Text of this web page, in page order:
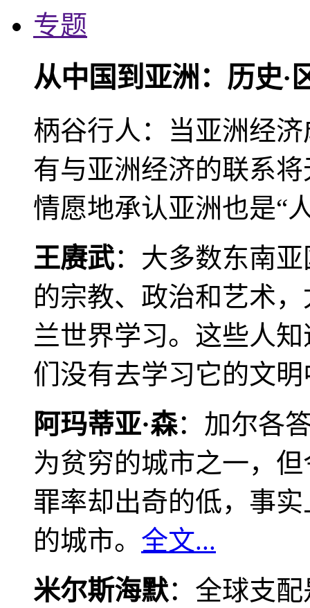
专题
从中国到亚洲：历史·
柄谷行人：当亚洲经
有与亚洲经济的联系
情愿地承认亚洲也是“
王赓武：大多数东南
的宗教、政治和艺术
兰世界学习。这些人
们没有去学习它的文
阿玛蒂亚·森：加尔各
为贫穷的城市之一，
罪率却出奇的低，事
的城市。 全文...
米尔斯海默：全球支